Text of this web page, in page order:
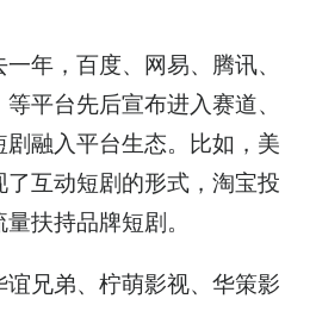
年，百度、网易、腾讯、
平台先后宣布进入赛道、
融入平台生态。比如，美
互动短剧的形式，淘宝投
扶持品牌短剧。
兄弟、柠萌影视、华策影